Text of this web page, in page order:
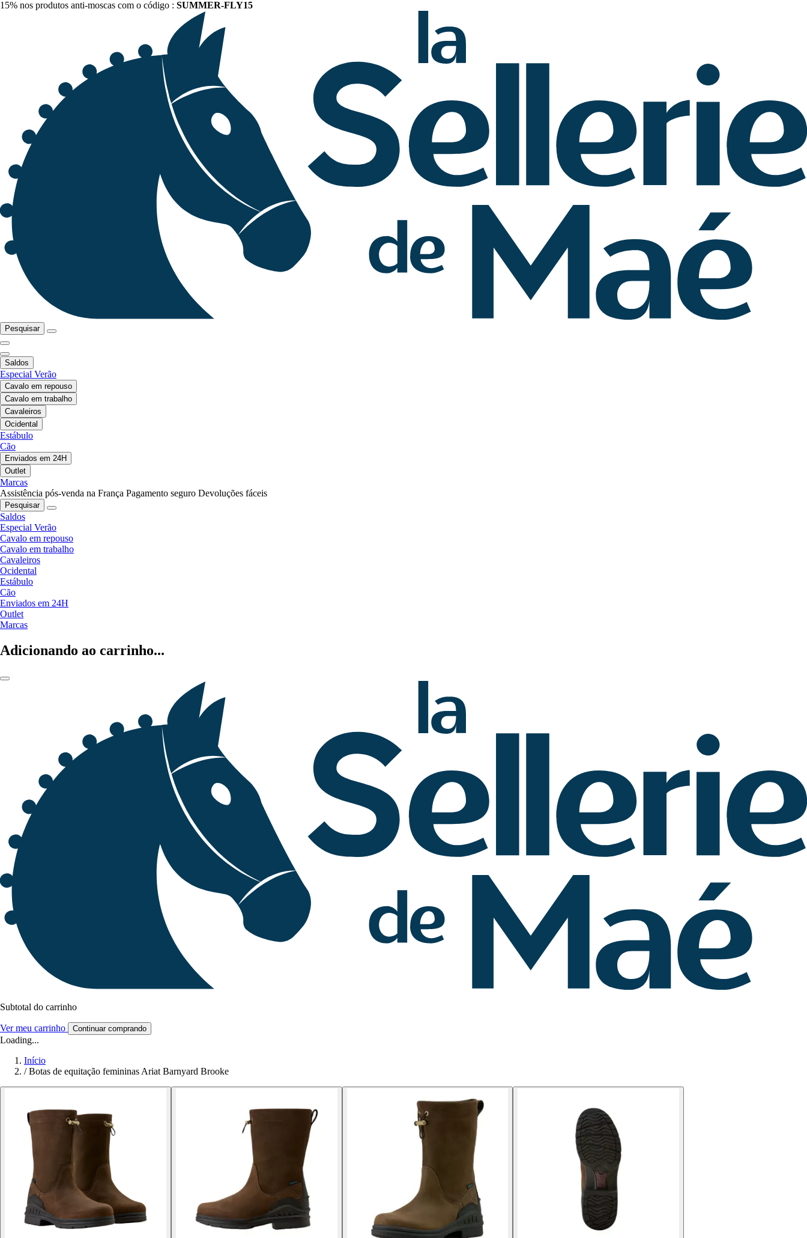
15% nos produtos anti-moscas com o código : SUMMER-FLY15
Pesquisar
Saldos
Especial Verão
Cavalo em repouso
Cavalo em trabalho
Cavaleiros
Ocidental
Estábulo
Cão
Enviados em 24H
Outlet
Marcas
Assistência pós-venda na França Pagamento seguro Devoluções fáceis
Pesquisar
Saldos
Especial Verão
Cavalo em repouso
Cavalo em trabalho
Cavaleiros
Ocidental
Estábulo
Cão
Enviados em 24H
Outlet
Marcas
Adicionando ao carrinho...
Subtotal do carrinho
Ver meu carrinho Continuar comprando
Loading...
Início
/ Botas de equitação femininas Ariat Barnyard Brooke